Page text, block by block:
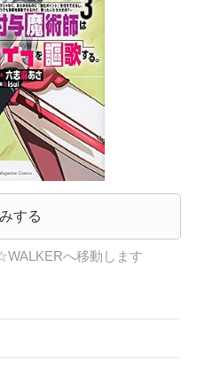
する
へ移動します